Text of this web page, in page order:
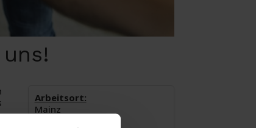
Arbeitsort:
Mainz